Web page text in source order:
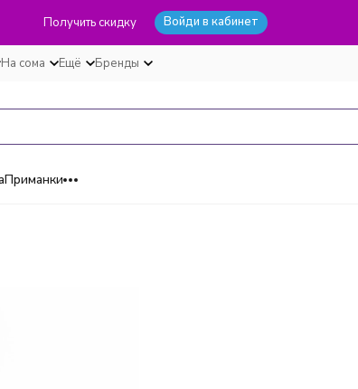
Получить скидку Войди в кабинет
На сома Ещё Бренды
Приманки